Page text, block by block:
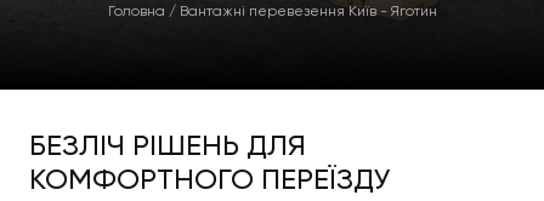
Головна / Вантажні перевезення Київ - Яготин
БЕЗЛІЧ РІШЕНЬ ДЛЯ
КОМФОРТНОГО ПЕРЕЇЗДУ